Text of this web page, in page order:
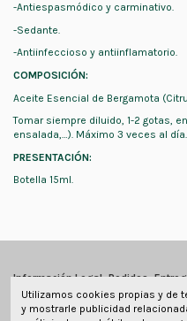
-Antiespasmódico y carminativo.
-Sedante.
-Antiinfeccioso y antiinflamatorio.
COMPOSICIÓN:
Aceite Esencial de Bergamota
Tomar siempre diluido, 1-2 gotas,
ensalada,…). Máximo 3 veces al día.
PRESENTACIÓN:
Botella 15ml.
Información Legal, Pedidos,
Información de contacto
Utilizamos cookies propias y de
y mostrarle publicidad